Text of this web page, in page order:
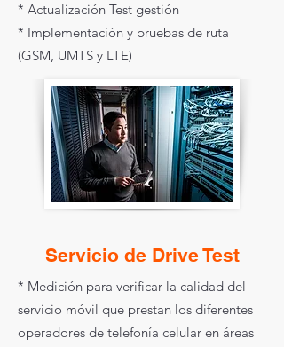
* Actualización Test gestión
* Implementación y pruebas de ruta
(GSM, UMTS y LTE)
Servicio de Drive Test
* Medición para verificar la calidad del
servicio móvil que prestan los diferentes
operadores de telefonía celular en áreas